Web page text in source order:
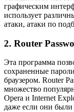
графическим
использует
атаки, атаки по
2. Router
Эта программа
сохраненные
браузером. Router
множество
Opera и Internet
даже если они